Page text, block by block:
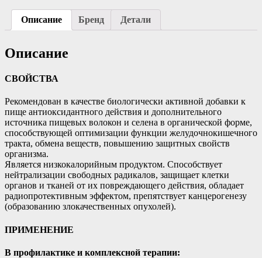
Описание Бренд Детали
Описание
СВОЙСТВА
Рекомендован в качестве биологически активной добавки к
пище антиоксидантного действия и дополнительного
источника пищевых волокон и селена в органической форме,
способствующей оптимизации функции желудочнокишечного
тракта, обмена веществ, повышению защитных свойств
организма.
Является низкокалорийным продуктом. Способствует
нейтрализации свободных радикалов, защищает клетки
органов и тканей от их повреждающего действия, обладает
радиопротективным эффектом, препятствует канцерогенезу
(образованию злокачественных опухолей).
ПРИМЕНЕНИЕ
В профилактике и комплексной терапии: